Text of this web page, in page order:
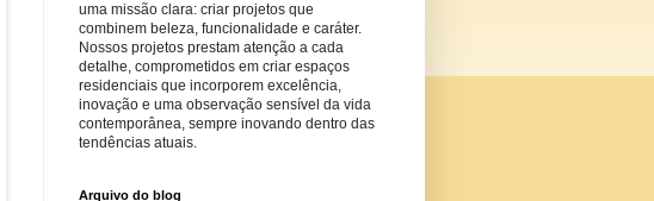
uma missão clara: criar projetos que
combinem beleza, funcionalidade e caráter.
Nossos projetos prestam atenção a cada
detalhe, comprometidos em criar espaços
residenciais que incorporem excelência,
inovação e uma observação sensível da vida
contemporânea, sempre inovando dentro das
tendências atuais.
Arquivo do blog